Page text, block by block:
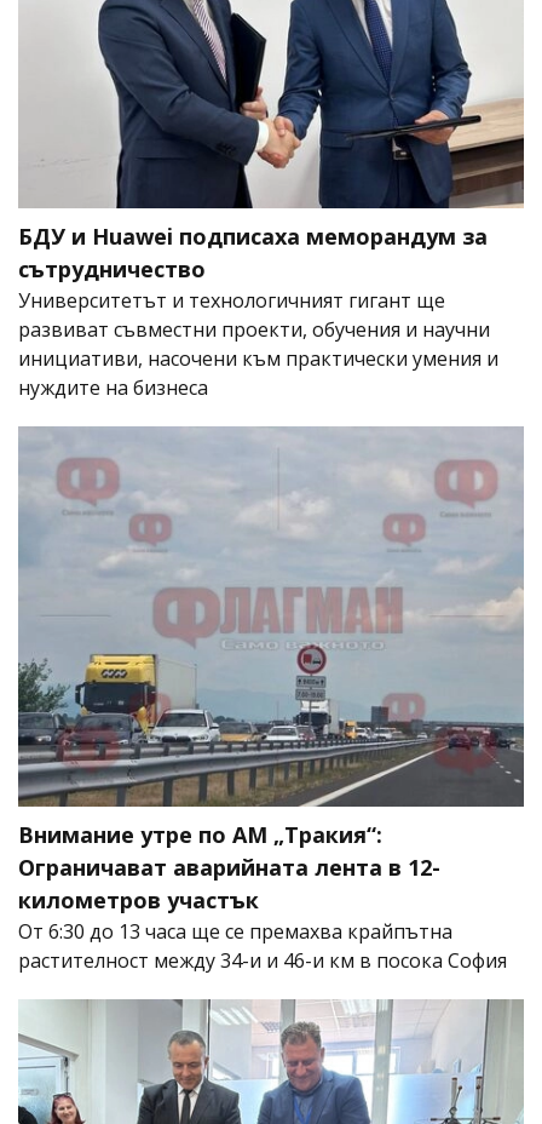
БДУ и Huawei подписаха меморандум за
сътрудничество
Университетът и технологичният гигант ще
развиват съвместни проекти, обучения и научни
инициативи, насочени към практически умения и
нуждите на бизнеса
Внимание утре по АМ „Тракия“:
Ограничават аварийната лента в 12-
километров участък
От 6:30 до 13 часа ще се премахва крайпътна
растителност между 34-и и 46-и км в посока София